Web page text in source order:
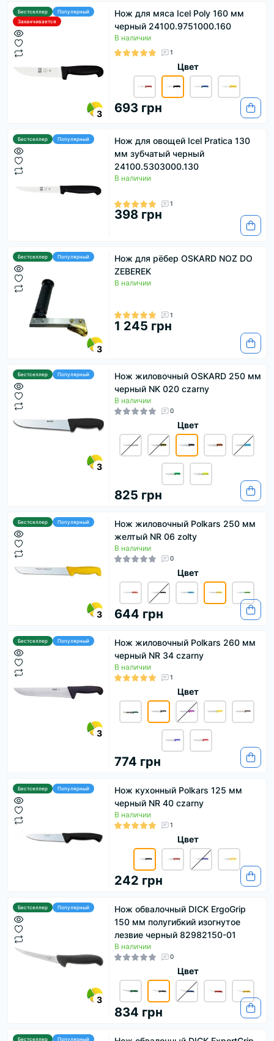
Бестселлер
Популярный
Заканчивается
3
Нож для мяса Icel Poly 160 мм
черный 24100.9751000.160
В наличии
1
Цвет
693 грн
Бестселлер Популярный
Нож для овощей Icel Pratica 130
мм зубчатый черный
24100.5303000.130
В наличии
1
398 грн
Бестселлер Популярный
3
Нож для рёбер OSKARD NOZ DO
ZEBEREK
В наличии
1
1 245 грн
Бестселлер Популярный
3
Нож жиловочный OSKARD 250 мм
черный NK 020 czarny
В наличии
0
Цвет
825 грн
Бестселлер Популярный
3
Нож жиловочный Polkars 250 мм
желтый NR 06 zolty
В наличии
0
Цвет
644 грн
Бестселлер Популярный
3
Нож жиловочный Polkars 260 мм
черный NR 34 czarny
В наличии
1
Цвет
774 грн
Бестселлер Популярный
Нож кухонный Polkars 125 мм
черный NR 40 czarny
В наличии
1
Цвет
242 грн
Бестселлер Популярный
3
Нож обвалочный DICK ErgoGrip
150 мм полугибкий изогнутое
лезвие черный 82982150-01
В наличии
0
Цвет
834 грн
Бестселлер Популярный